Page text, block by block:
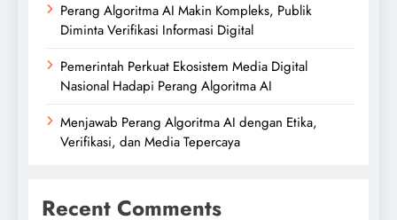
Perang Algoritma AI Makin Kompleks, Publik
Diminta Verifikasi Informasi Digital
Pemerintah Perkuat Ekosistem Media Digital
Nasional Hadapi Perang Algoritma AI
Menjawab Perang Algoritma AI dengan Etika,
Verifikasi, dan Media Tepercaya
Recent Comments